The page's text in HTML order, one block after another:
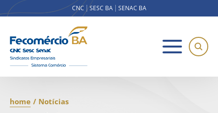
CNC SESC BA SENAC BA
home / Notícias